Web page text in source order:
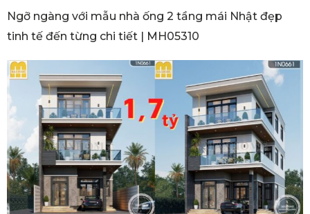
Ngỡ ngàng với mẫu nhà ống 2 tầng mái Nhật đẹp
tinh tế đến từng chi tiết | MH05310